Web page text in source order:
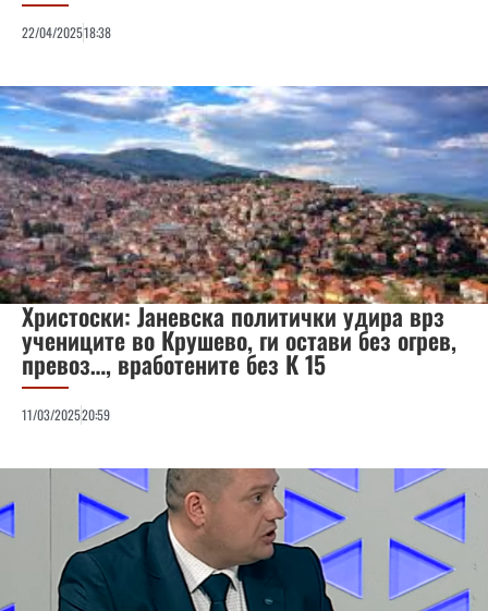
22/04/202518:38
Христоски: Јаневска политички удира врз
учениците во Крушево, ги остави без огрев,
превоз…, вработените без К 15
11/03/202520:59